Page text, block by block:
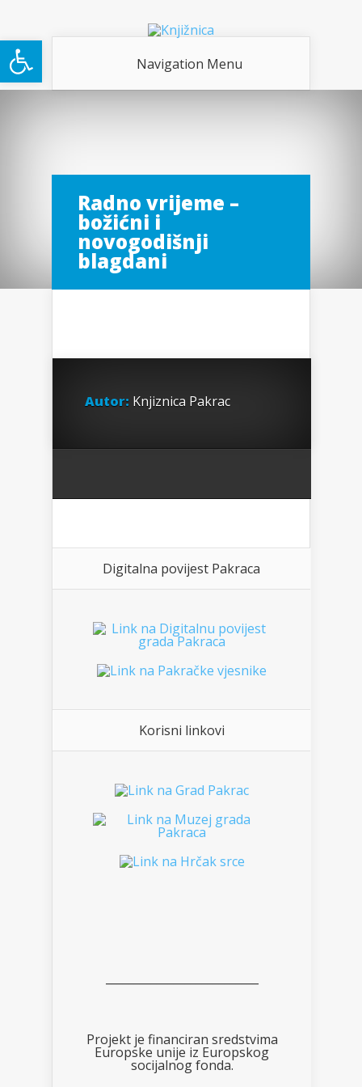
Open toolbar Navigation Menu
Radno vrijeme –
božićni i
novogodišnji
blagdani
Autor: Knjiznica Pakrac
Digitalna povijest Pakraca
Korisni linkovi
Projekt je financiran sredstvima
Europske unije iz Europskog
socijalnog fonda.